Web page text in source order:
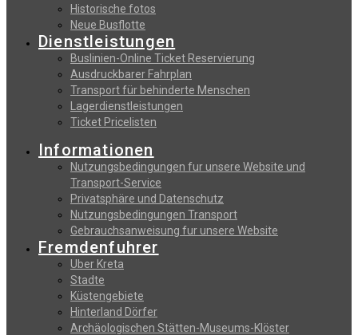
Historische fotos
Neue Busflotte
Dienstleistungen
Buslinien-Online Ticket Reservierung
Αusdruckbarer Fahrplan
Transport für behinderte Menschen
Lagerdienstleistungen
Ticket Pricelisten
Informationen
Nutzungsbedingungen fur unsere Website und
Transport-Service
Privatsphäre und Datenschutz
Nutzungsbedingungen Transport
Gebrauchsanweisung fur unsere Website
Fremdenfuhrer
Uber Kreta
Stadte
Küstengebiete
Hinterland Dörfer
Archäologischen Stätten-Museums-Klöster